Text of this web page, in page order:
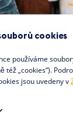
na každý
dny v lásce. Přes
k večeru již raději
cookies
používáme
též „cookies“).
jsou uvedeny v